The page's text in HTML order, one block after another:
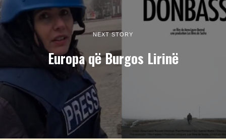
NEXT STORY
Europa që Burgos Lirinë